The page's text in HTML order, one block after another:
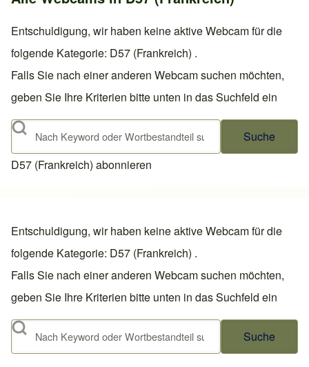
Entschuldigung, wir haben keine aktive Webcam für die
folgende Kategorie: D57 (Frankreich) .
Falls Sie nach einer anderen Webcam suchen möchten,
geben Sie Ihre Kriterien bitte unten in das Suchfeld ein
Suche
D57 (Frankreich) abonnieren
Entschuldigung, wir haben keine aktive Webcam für die
folgende Kategorie: D57 (Frankreich) .
Falls Sie nach einer anderen Webcam suchen möchten,
geben Sie Ihre Kriterien bitte unten in das Suchfeld ein
Suche